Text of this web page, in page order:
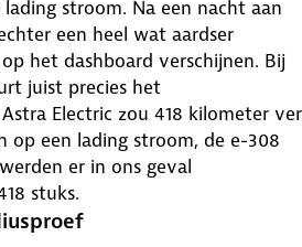
stroom. Na een nacht aan
een heel wat aardser
het dashboard verschijnen. Bij
juist precies het
Electric zou 418 kilometer ver
op een lading stroom, de e-308
er in ons geval
stuks.